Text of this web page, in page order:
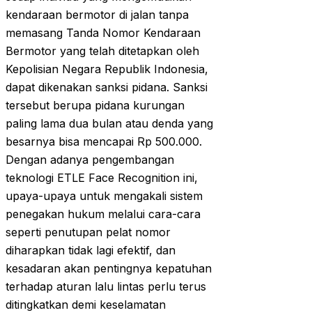
kendaraan bermotor di jalan tanpa
memasang Tanda Nomor Kendaraan
Bermotor yang telah ditetapkan oleh
Kepolisian Negara Republik Indonesia,
dapat dikenakan sanksi pidana. Sanksi
tersebut berupa pidana kurungan
paling lama dua bulan atau denda yang
besarnya bisa mencapai Rp 500.000.
Dengan adanya pengembangan
teknologi ETLE Face Recognition ini,
upaya-upaya untuk mengakali sistem
penegakan hukum melalui cara-cara
seperti penutupan pelat nomor
diharapkan tidak lagi efektif, dan
kesadaran akan pentingnya kepatuhan
terhadap aturan lalu lintas perlu terus
ditingkatkan demi keselamatan